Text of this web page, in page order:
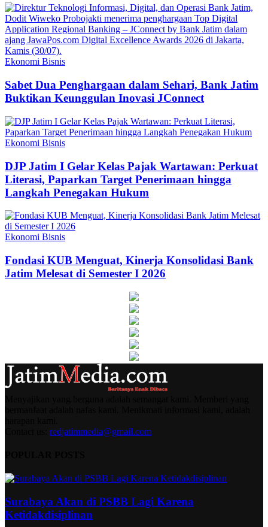
Ekonomi Bisnis
Sabet Dua Penghargaan dalam Sehari, Bank Jatim
Buktikan Keunggulan Inovasi JConnect
Ekonomi Bisnis
DJP Jatim I Gelar Kelas Pajak Wartawan: Perkuat
Literasi, Paparkan Target Penerimaan hingga
Langkah Penegakan Hukum
Ekonomi Bisnis
Fondasi KUB Menguat, Kinerja Konsolidasi Bank
Jatim Melesat di Semester I 2026
redjatimmedia@gmail.com
Surabaya Akan di PSBB Lagi Karena
Ketidakdisiplinan